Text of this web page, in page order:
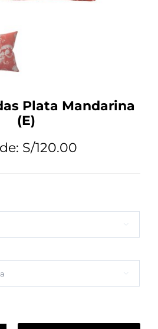
de Diseño
Mi Cuenta
Carrito
Plata Mandarina
(E)
S/120.00

